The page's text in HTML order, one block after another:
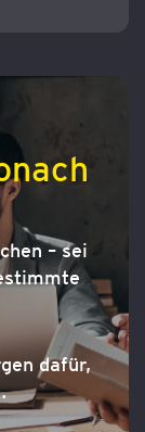
– sei
dafür,